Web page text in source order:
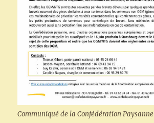
Communiqué de la Confédération Paysanne